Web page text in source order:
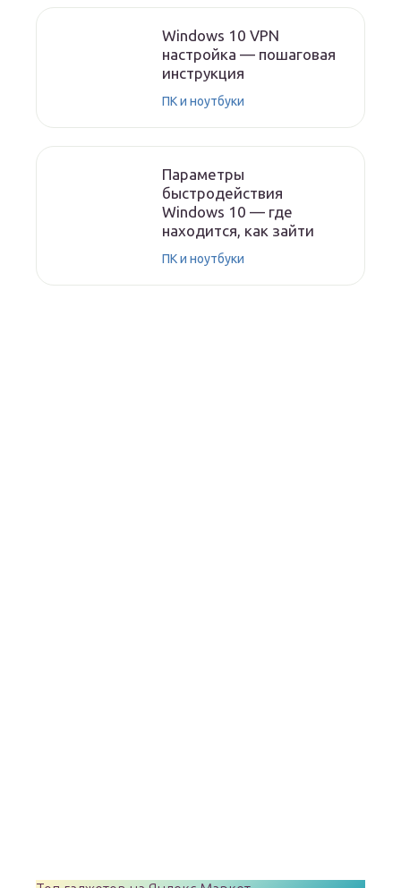
Windows 10 VPN
настройка — пошаговая
инструкция
ПК и ноутбуки
Параметры
быстродействия
Windows 10 — где
находится, как зайти
ПК и ноутбуки